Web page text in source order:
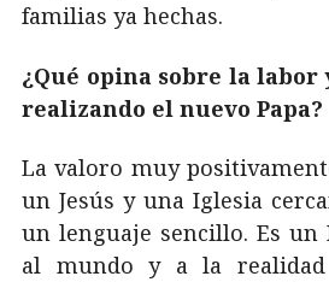
familias ya hechas.
¿Qué opina sobre la labor
realizando el nuevo Papa?
La valoro muy
un Jesús y una Iglesia
un lenguaje sencillo. Es un
al mundo y a la